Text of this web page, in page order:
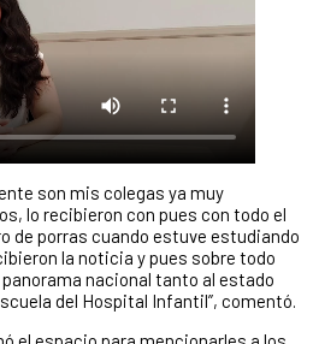
son mis colegas ya muy
lo recibieron con pues con todo el
de porras cuando estuve estudiando
la noticia y pues sobre todo
nacional tanto al estado
del Hospital Infantil”, comentó.